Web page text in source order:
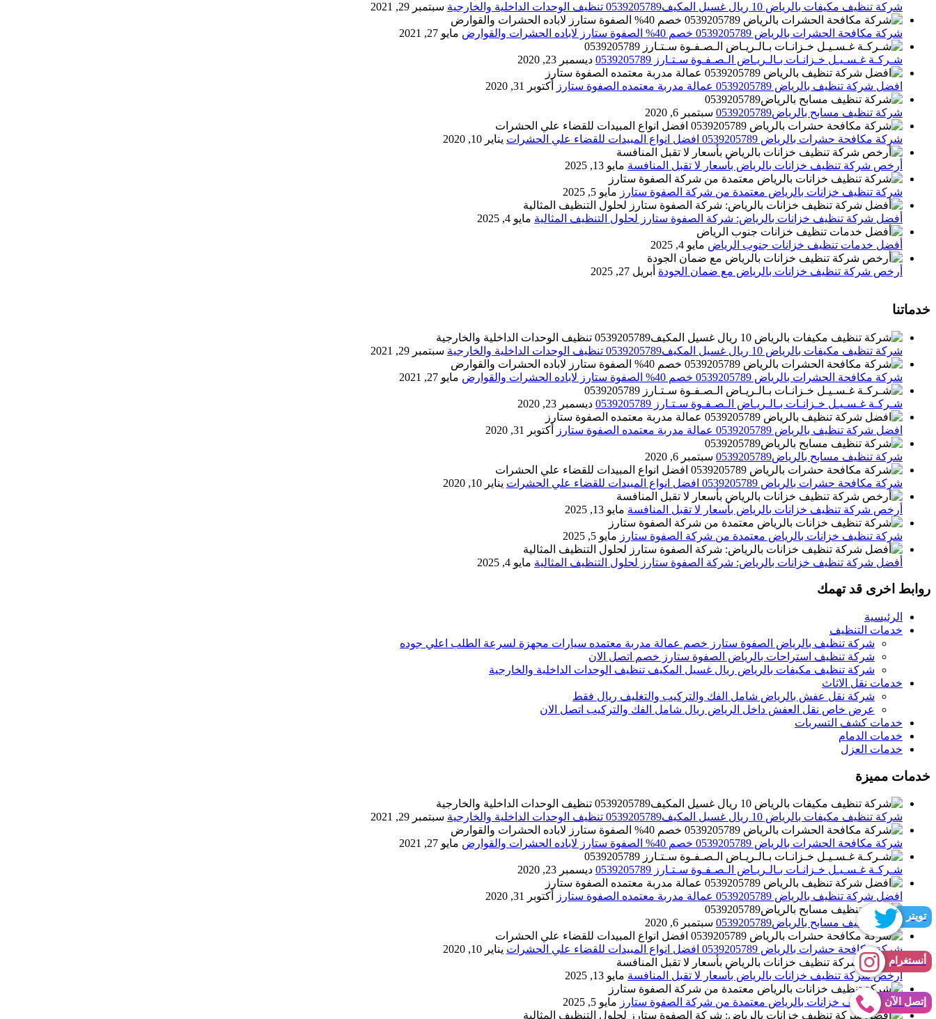
شركة تنظيف مكيفات بالرياض 10 ريال غسيل المكيف0539205789 تنظيف الوحدات الداخلية والخارجية سبتمبر 29, 2021
شركة مكافحة الحشرات بالرياض 0539205789 خصم 40% الصفوة ستارز لاباده الحشرات والقوارض مايو 27, 2021
شـركـة غـسـيـل خـزانـات بـالـريـاض الـصـفـوة سـتـارز 0539205789 ديسمبر 23, 2020
افضل شركة تنظيف بالرياض 0539205789 عمالة مدربة معتمده الصفوة ستارز أكتوبر 31, 2020
شركة تنظيف مسابح بالرياض0539205789 سبتمبر 6, 2020
شركة مكافحة حشرات بالرياض 0539205789 افضل انواع المبيدات للقضاء علي الحشرات يناير 10, 2020
أرخص شركة تنظيف خزانات بالرياض بأسعار لا تقبل المنافسة مايو 13, 2025
شركة تنظيف خزانات بالرياض معتمدة من شركة الصفوة ستارز مايو 5, 2025
أفضل شركة تنظيف خزانات بالرياض: شركة الصفوة ستارز لحلول التنظيف المثالية مايو 4, 2025
أفضل خدمات تنظيف خزانات جنوب الرياض مايو 4, 2025
أرخص شركة تنظيف خزانات بالرياض مع ضمان الجودة أبريل 27, 2025
خدماتنا
شركة تنظيف مكيفات بالرياض 10 ريال غسيل المكيف0539205789 تنظيف الوحدات الداخلية والخارجية سبتمبر 29, 2021
شركة مكافحة الحشرات بالرياض 0539205789 خصم 40% الصفوة ستارز لاباده الحشرات والقوارض مايو 27, 2021
شـركـة غـسـيـل خـزانـات بـالـريـاض الـصـفـوة سـتـارز 0539205789 ديسمبر 23, 2020
افضل شركة تنظيف بالرياض 0539205789 عمالة مدربة معتمده الصفوة ستارز أكتوبر 31, 2020
شركة تنظيف مسابح بالرياض0539205789 سبتمبر 6, 2020
شركة مكافحة حشرات بالرياض 0539205789 افضل انواع المبيدات للقضاء علي الحشرات يناير 10, 2020
أرخص شركة تنظيف خزانات بالرياض بأسعار لا تقبل المنافسة مايو 13, 2025
شركة تنظيف خزانات بالرياض معتمدة من شركة الصفوة ستارز مايو 5, 2025
أفضل شركة تنظيف خزانات بالرياض: شركة الصفوة ستارز لحلول التنظيف المثالية مايو 4, 2025
روابط اخرى قد تهمك
الرئيسية
خدمات التنظيف
شركة تنظيف بالرياض الصفوة ستارز خصم عمالة مدربة معتمده سيارات مجهزة لسرعة الطلب اعلي جوده
شركة تنظيف استراحات بالرياض الصفوة ستارز خصم اتصل الان
شركة تنظيف مكيفات بالرياض ريال غسيل المكيف تنظيف الوحدات الداخلية والخارجية
خدمات نقل الاثاث
شركة نقل عفش بالرياض شامل الفك والتركيب والتغليف ريال فقط
عرض خاص نقل العفش داخل الرياض ريال شامل الفك والتركيب اتصل الان
خدمات كشف التسربات
خدمات الدمام
خدمات العزل
خدمات مميزة
شركة تنظيف مكيفات بالرياض 10 ريال غسيل المكيف0539205789 تنظيف الوحدات الداخلية والخارجية سبتمبر 29, 2021
شركة مكافحة الحشرات بالرياض 0539205789 خصم 40% الصفوة ستارز لاباده الحشرات والقوارض مايو 27, 2021
شـركـة غـسـيـل خـزانـات بـالـريـاض الـصـفـوة سـتـارز 0539205789 ديسمبر 23, 2020
افضل شركة تنظيف بالرياض 0539205789 عمالة مدربة معتمده الصفوة ستارز أكتوبر 31, 2020
شركة تنظيف مسابح بالرياض0539205789 سبتمبر 6, 2020
شركة مكافحة حشرات بالرياض 0539205789 افضل انواع المبيدات للقضاء علي الحشرات يناير 10, 2020
أرخص شركة تنظيف خزانات بالرياض بأسعار لا تقبل المنافسة مايو 13, 2025
شركة تنظيف خزانات بالرياض معتمدة من شركة الصفوة ستارز مايو 5, 2025 إتصل الآن
أنستغرام
تويتر